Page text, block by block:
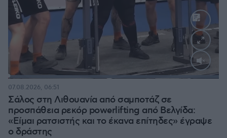
Loaded:
Σάλος στη Λιθουανία από σαμποτάζ σε
προσπάθεια ρεκόρ powerlifting από Βελγίδα:
«Είμαι ρατσιστής και το έκανα επίτηδες» έγραψε
ο δράστης
07.08.2026, 06:51